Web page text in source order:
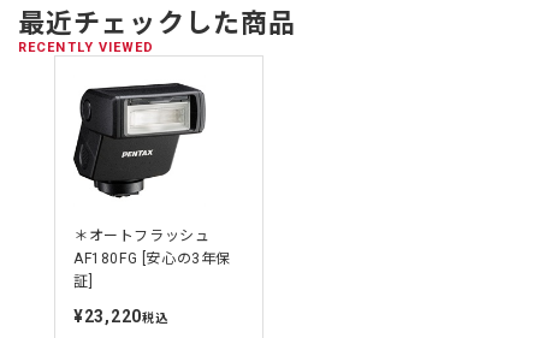
発光回数
ッケル水素電池使用時（800mAh)：約5秒・約130回
光モード
クロ）
マニュアル（FULL、1/4）
照明角度
[645Z/645D] 30mm、25mm*
[Kシリーズ（フルサイズ）] 24mm、
20mm*
上下角度 53°、85°*
左右角度
最近チェックした商品
RECENTLY VIEWED
＊オートフラッシュ
AF180FG [安心の3年保
証]
定
¥23,220税込